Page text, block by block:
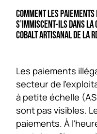
COMMENT LES
S’IMMISCENT-ILS DANS LA
COBALT ARTISANAL DE LA
Les paiements
secteur de
à petite échelle
sont pas visibles.
paiements. À